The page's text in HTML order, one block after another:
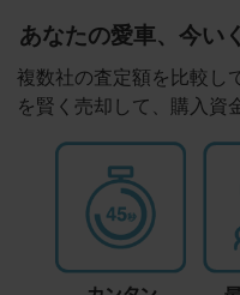
あなたの愛車、今い
複数社の査定額を比較し
を賢く売却して、購入資